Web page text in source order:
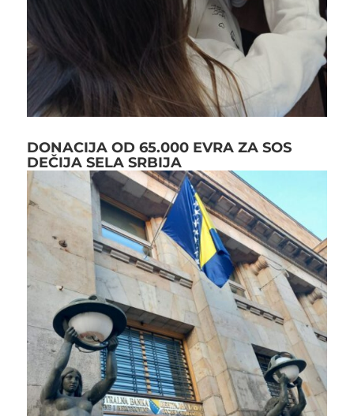
DONACIJA OD 65.000 EVRA ZA SOS
DEČIJA SELA SRBIJA